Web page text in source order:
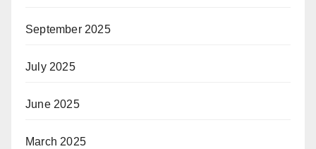
September 2025
July 2025
June 2025
March 2025